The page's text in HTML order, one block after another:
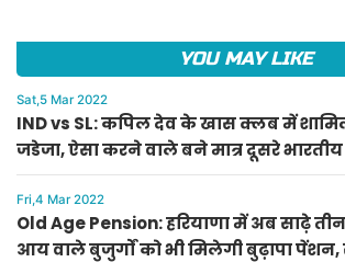
YOU MAY LIKE
Sat,5 Mar 2022
IND vs SL: कपिल देव के खास क्लब में
जडेजा, ऐसा करने वाले बने मात्र दूसरे भारतीय
Fri,4 Mar 2022
Old Age Pension: हरियाणा में अब साढ़े
आय वाले बुजुर्गों को भी मिलेगी बुढ़ापा